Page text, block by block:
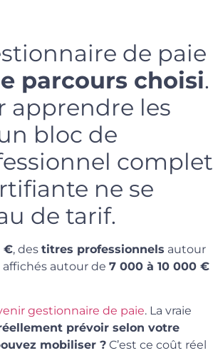
de paie
parcours choisi.
apprendre les
bloc de
complet
ne se
de tarif.
€, des titres professionnels autour
affichés autour de 7 000 à 10 000 €
gestionnaire de paie. La vraie
prévoir selon votre
mobiliser ? C’est ce coût réel